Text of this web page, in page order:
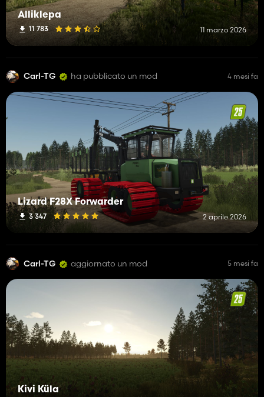
Alliklepa
11 783 11 marzo 2026
Carl-TG ha pubblicato un mod 4 mesi fa
Lizard F28X Forwarder
3 347 2 aprile 2026
Carl-TG aggiornato un mod 5 mesi fa
Kivi Küla